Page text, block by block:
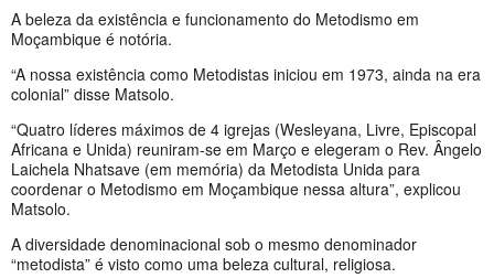
A beleza da existência e funcionamento do Metodismo em
Moçambique é notória.
“A nossa existência como Metodistas iniciou em 1973, ainda na era
colonial” disse Matsolo.
“Quatro líderes máximos de 4 igrejas (Wesleyana, Livre, Episcopal
Africana e Unida) reuniram-se em Março e elegeram o Rev. Ângelo
Laichela Nhatsave (em memória) da Metodista Unida para
coordenar o Metodismo em Moçambique nessa altura”, explicou
Matsolo.
A diversidade denominacional sob o mesmo denominador
“metodista” é visto como uma beleza cultural, religiosa.